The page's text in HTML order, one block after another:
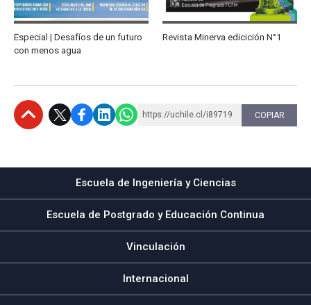
Especial | Desafíos de un futuro
con menos agua
Revista Minerva edicición N°1
https://uchile.cl/i89719 COPIAR
Escuela de Ingeniería y Ciencias
Escuela de Postgrado y Educación Continua
Vinculación
Internacional